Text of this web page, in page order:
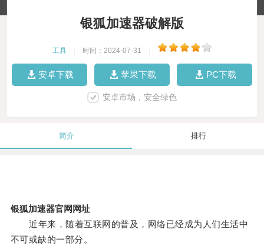
银狐加速器破解版
工具 时间：2024-07-31
安卓下载 苹果下载 PC下载
安卓市场，安全绿色
简介 排行
银狐加速器官网网址
近年来，随着互联网的普及，网络已经成为人们生活中
不可或缺的一部分。